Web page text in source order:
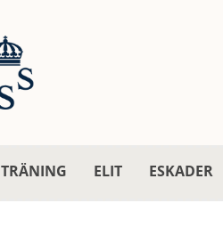
TRÄNING ELIT ESKADER